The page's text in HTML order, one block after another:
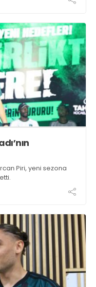
Piri, yeni sezona